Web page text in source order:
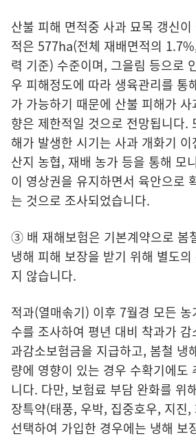
산불 피해 면적중 사과 묘목 갱신
적은 577ha(전체 재배면적의
력 기준) 수준이며, 그을림 등으로
우 피해정도에 따라 생육관리를 통
가 가능하기 때문에 산불 피해가
향은 제한적일 것으로 전망됩니다.
해가 발생한 시기는 사과 개화기
산지 농협, 재배 농가 등을 통해 모
이 영상권을 유지하면서 육안으로
는 것으로 조사되었습니다.
③ 배 재해보험은 기본계약으로 봄
냉해 피해 보장을 받기 위해 별도
지 않습니다.
적과(열매솎기) 이후 7월경 모든
수를 조사하여 평년 대비 착과가
과감소보험금을 지급하고, 봄철 냉
량에 영향이 있는 경우 수확기에도
니다. 다만, 보험료 부담 완화를 위
장특약(태풍, 우박, 집중호우, 지진
선택하여 가입한 경우에는 냉해 보